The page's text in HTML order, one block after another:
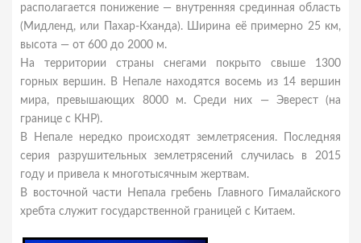
располагается понижение — внутренняя срединная область
(Мидленд, или Пахар-Кханда). Ширина её примерно 25 км,
высота — от 600 до 2000 м.
На территории страны снегами покрыто свыше 1300
горных вершин. В Непале находятся восемь из 14 вершин
мира, превышающих 8000 м. Среди них — Эверест (на
границе с КНР).
В Непале нередко происходят землетрясения. Последняя
серия разрушительных землетрясений случилась в 2015
году и привела к многотысячным жертвам.
В восточной части Непала гребень Главного Гималайского
хребта служит государственной границей с Китаем.